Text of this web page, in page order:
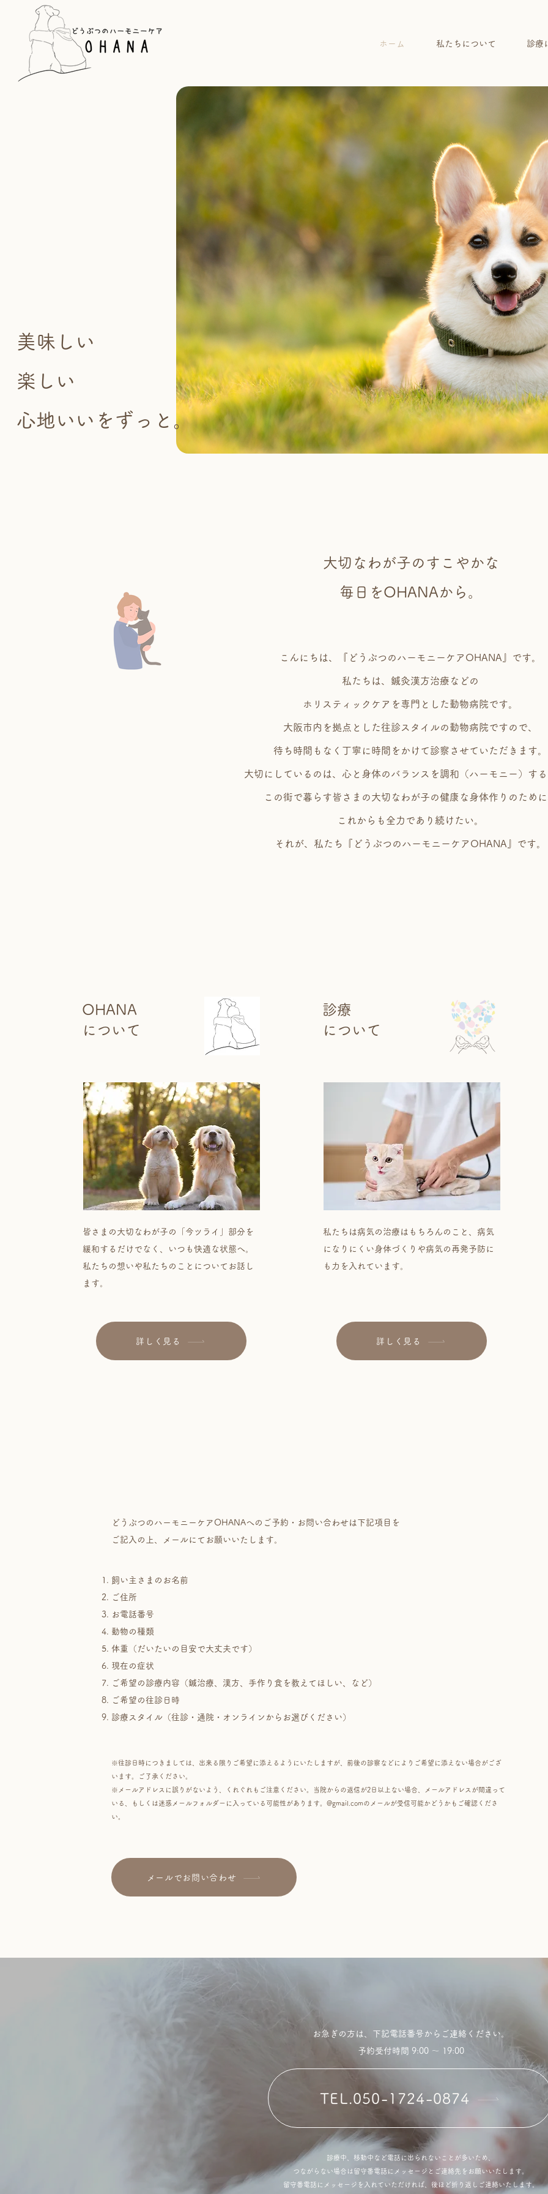
ホーム 私たちについて 診療
美味しい
楽しい
心地いいをずっと。
大切なわが子のすこやかな
毎日を​OHANAから。
こんにちは、『どうぶつのハーモニーケアOHANA』です。
私たちは、鍼灸漢方治療などの
ホリスティックケアを専門とした​動物病院です。
大阪市内を拠点とした往診スタイルの動物病院ですので、
待ち時間もなく丁寧に時間をかけて診察させていただきます。
大切にしているのは、心と身体のバランスを調和（ハーモニー）する
この街で暮らす皆さまの大切なわが子の健康な身体作りのために
これからも全力であり続けたい。
それが、私たち『どうぶつのハーモニーケアOHANA』です。
OHANA
について
皆さまの大切なわが子の「今ツライ」部分を
緩和するだけでなく、いつも快適な状態へ。
私たちの想いや私たちのことについてお話し
ます。
詳しく見る
診療
について
私たちは病気の治療はもちろんのこと、病気
になりにくい身体づくりや病気の再発予防に
も力を入れています。
詳しく見る
どうぶつのハーモニーケアOHANAへのご予約・お問い合わせは下記項目を
ご記入の上、メールにてお願いいたします。
飼い主さまのお名前
ご住所
お電話番号
動物の種類
体重（だいたいの目安で大丈夫です）
現在の症状
​ご希望の診療内容（鍼治療、漢方、手作り食を教えてほしい、など）
​ご希望の往診日時
​診療スタイル（往診・通院・オンラインからお選びください）
※往診日時につきましては、出来る限りご希望に添えるようにいたしますが、前後の診察などによりご希望に添えない場合がござ
います。ご了承ください。
​※メールアドレスに誤りがないよう、くれぐれもご注意ください。当院からの返信が2日以上ない場合、メールアドレスが間違って
いる、もしくは迷惑メールフォルダーに入っている可能性があります。@gmail.comのメールが受信可能かどうかもご確認くださ
い。
メールでお問い合わせ
お急ぎの方は、下記電話番号からご連絡ください。
予約受付時間 9:00 〜 19:00
TEL.050-1724-0874
診療中、移動中など電話に出られないことが多いため、
つながらない場合は留守番電話にメッセージとご連絡先をお願いいたします。
留守番電話にメッセージを入れていただければ、後ほど折り返しご連絡いたします。